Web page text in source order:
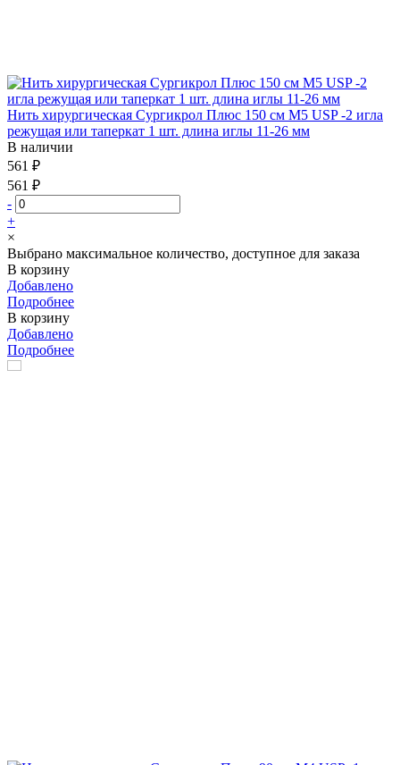
Нить хирургическая Сургикрол Плюс 150 см М5 USP -2 игла
режущая или таперкат 1 шт. длина иглы 11-26 мм
В наличии
561 ₽
561 ₽
-
+
×
Выбрано максимальное количество, доступное для заказа
В корзину
Добавлено
Подробнее
В корзину
Добавлено
Подробнее